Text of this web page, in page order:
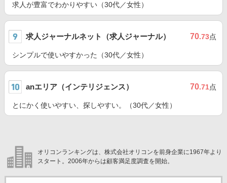
求人が豊富でわかりやすい（30代／女性）
求人ジャーナルネット（求人ジャーナル） 70.73点
シンプルで使いやすかった（30代／女性）
anエリア（インテリジェンス） 70.71点
とにかく使いやすい、探しやすい。（30代／女性）
オリコンランキングは、株式会社オリコンを前身企業に1967年より
スタート。2006年からは顧客満足度調査を開始。